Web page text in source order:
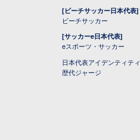
[ビーチサッカー日本代表]
ビーチサッカー
[サッカーe日本代表]
eスポーツ・サッカー
日本代表アイデンティティ
歴代ジャージ